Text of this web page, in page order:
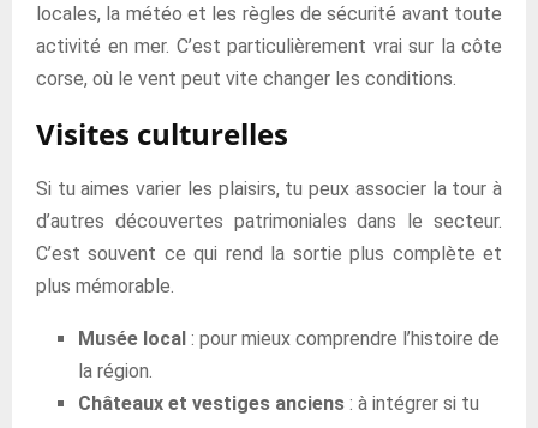
locales, la météo et les règles de sécurité avant toute
activité en mer. C’est particulièrement vrai sur la côte
corse, où le vent peut vite changer les conditions.
Visites culturelles
Si tu aimes varier les plaisirs, tu peux associer la tour à
d’autres découvertes patrimoniales dans le secteur.
C’est souvent ce qui rend la sortie plus complète et
plus mémorable.
Musée local : pour mieux comprendre l’histoire de
la région.
Châteaux et vestiges anciens : à intégrer si tu